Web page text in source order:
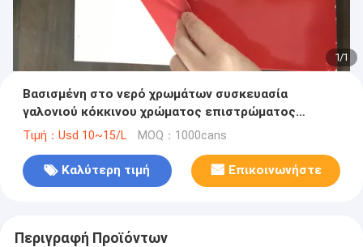
1/1
Βασισμένη στο νερό χρωμάτων συσκευασία
γαλονιού κόκκινου χρώματος επιστρώματος
Peelable λαστιχένια 1L/4L/20L
Τιμή：Usd 10~15/L MOQ：1000cans
Καλύτερη τιμή Επικοινωνήστε
Περιγραφή Προϊόντων